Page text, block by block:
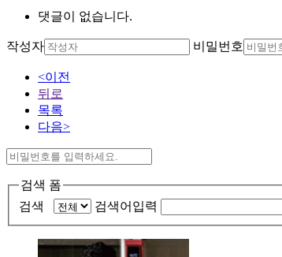
댓글이 없습니다.
작성자 비밀번호
<이전
뒤로
목록
다음>
검색 폼
검색
검색어입력